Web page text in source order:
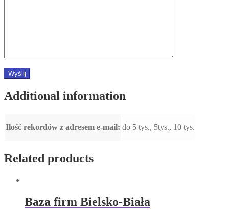
Additional information
Ilość rekordów z adresem e-mail: do 5 tys., 5tys., 10 tys.
Related products
Baza firm Bielsko-Biała